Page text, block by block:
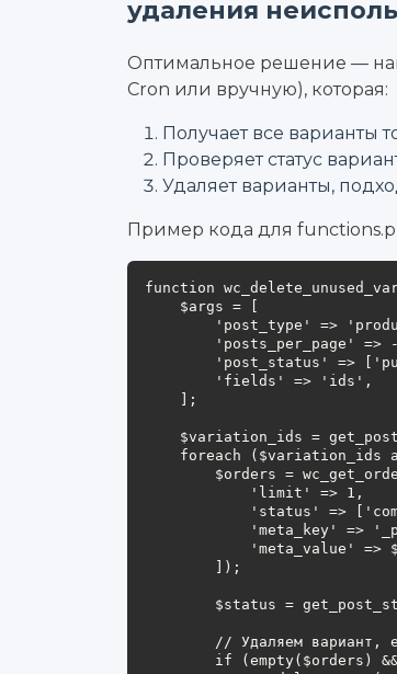
удаления
Оптимальное решение —
Cron или вручную), которая:
Получает все варианты
Проверяет статус
Удаляет варианты,
Пример кода для
function